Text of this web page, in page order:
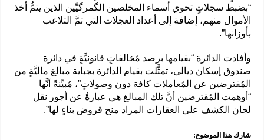
“بضبط سجلاتٍ تحوي أسماء المخلصين الگمرگيِّين الذين يتمُّ أخذ
الأموال منهم، إضافة إلى أعداد العجلات التي تمَّ التلاعب
بأوزانها”.
وأفادت الدائرة “بقيامها برصد مُخالفاتٍ قانونيَّةٍ في دائرة
صندوق إسكان ديالى، تمثَّلت بقيام الدائرة بجباية مبالغ ماليَّةٍ من
المُقترضين عن المُعاملات كافة دون وصولاتٍ”، مُبيِّنةً أنَّها
“أوهمت المُقترضين أنَّ تلك المبالغ هي عبارةٌ عن أجور نقل
لجان الكشف على العقارات المراد منح قروض بناءٍ لها”.
شارك هذا الموضوع: